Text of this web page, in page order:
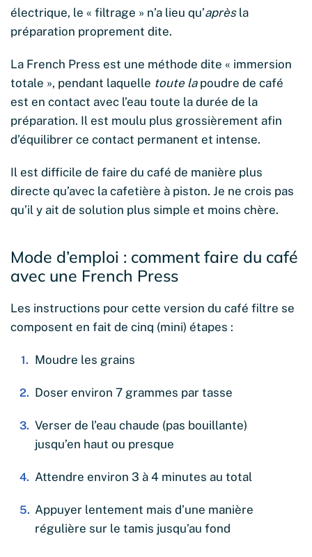
électrique, le « filtrage » n’a lieu qu’après la
préparation proprement dite.
La French Press est une méthode dite « immersion
totale », pendant laquelle toute lapoudre de café
est en contact avec l’eau toute la durée de la
préparation. Il est moulu plus grossièrement afin
d’équilibrer ce contact permanent et intense.
Il est difficile de faire du café de manière plus
directe qu’avec la cafetière à piston. Je ne crois pas
qu’il y ait de solution plus simple et moins chère.
Mode d’emploi : comment faire du café
avec une French Press
Les instructions pour cette version du café filtre se
composent en fait de cinq (mini) étapes :
Moudre les grains
Doser environ 7 grammes par tasse
Verser de l’eau chaude (pas bouillante)
jusqu’en haut ou presque
Attendre environ 3 à 4 minutes au total
Appuyer lentement mais d’une manière
régulière sur le tamis jusqu’au fond